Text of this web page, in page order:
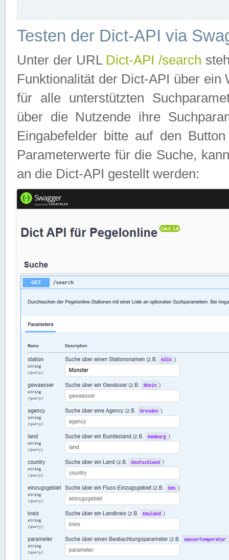
Testen der Dict-API via
Unter der URL Dict-API /search
Funktionalität der Dict-API über
für alle unterstützten
über die Nutzende ihre
Eingabefelder bitte auf den
Parameterwerte für die Suche,
an die Dict-API gestellt werden: